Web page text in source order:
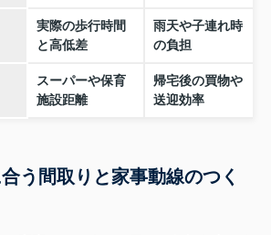
実際の歩行時間
と高低差
雨天や子連れ時
の負担
スーパーや保育
施設距離
帰宅後の買物や
送迎効率
う間取りと家事動線のつく